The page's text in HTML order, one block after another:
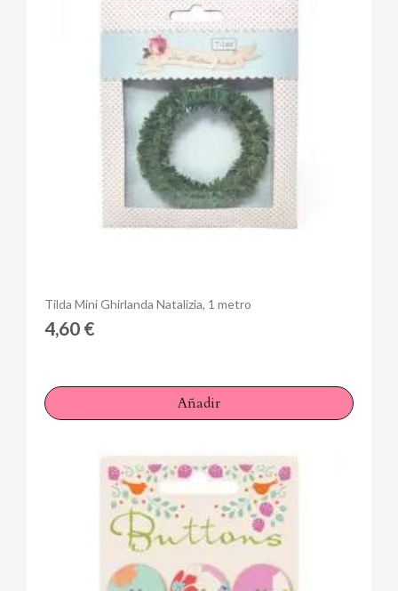
Anteprima
Tilda Mini Ghirlanda Natalizia, 1 metro
4,60 €
Añadir
You need to be logged in to save products in your wish